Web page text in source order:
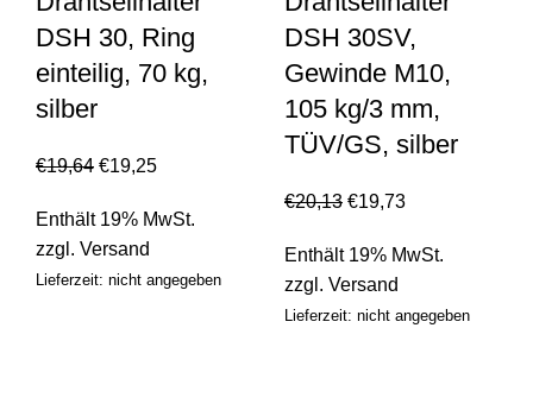
DSH 30, Ring
einteilig, 70 kg,
silber
€19,64 €19,25
Enthält 19% MwSt.
zzgl. Versand
Lieferzeit: nicht angegeben
DSH 30SV,
Gewinde M10,
105 kg/3 mm,
TÜV/GS, silber
€20,13 €19,73
Enthält 19% MwSt.
zzgl. Versand
Lieferzeit: nicht angegeben